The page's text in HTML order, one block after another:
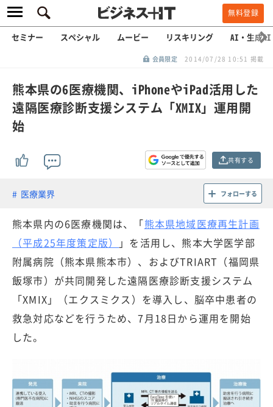
無料登録
セミナー スペシャル ムービー リスキリング AI・生成AI
会員限定 2014/07/28 10:51 掲載
熊本県の6医療機関、iPhoneやiPad活用した
遠隔医療診断支援システム「XMIX」運用開
始
共有する
医療業界 フォローする
熊本県内の6医療機関は、「熊本県地域医療再生計画
（平成25年度策定版）
」を活用し、熊本大学医学部
附属病院（熊本県熊本市）、およびTRIART（福岡県
飯塚市）が共同開発した遠隔医療診断支援システム
「XMIX」（エクスミクス）を導入し、脳卒中患者の
救急対応などを行うため、7月18日から運用を開始
した。